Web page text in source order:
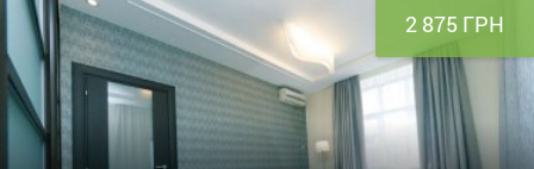
2 875 ГРН